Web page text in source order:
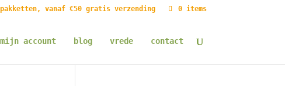
vanaf €50 gratis verzending 0 items
mijn account blog vrede contact